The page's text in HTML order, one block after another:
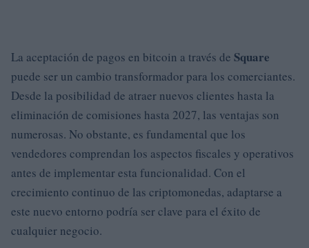
La aceptación de pagos en bitcoin a través de Square
puede ser un cambio transformador para los comerciantes.
Desde la posibilidad de atraer nuevos clientes hasta la
eliminación de comisiones hasta 2027, las ventajas son
numerosas. No obstante, es fundamental que los
vendedores comprendan los aspectos fiscales y operativos
antes de implementar esta funcionalidad. Con el
crecimiento continuo de las criptomonedas, adaptarse a
este nuevo entorno podría ser clave para el éxito de
cualquier negocio.